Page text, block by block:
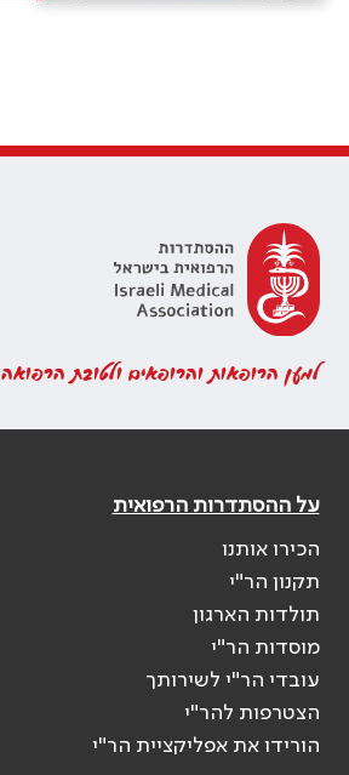
למען הרופאות והרופאים ולטובת הרפואה
על ההסתדרות הרפואית
הכירו אותנו
תקנון הר"י
תולדות הארגון
מוסדות הר"י
עובדי הר"י לשירותך
הצטרפות להר"י
הורידו את אפליקציית הר"י